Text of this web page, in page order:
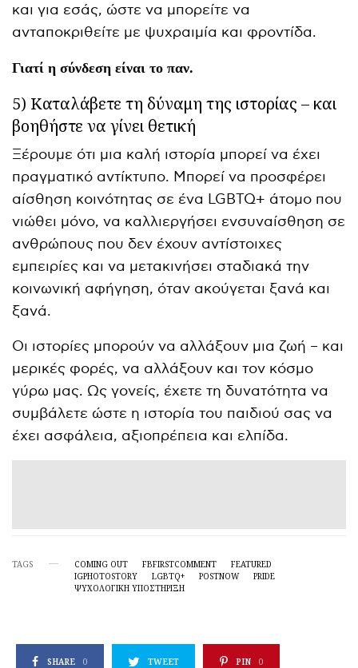
και για εσάς, ώστε να μπορείτε να
ανταποκριθείτε με ψυχραιμία και φροντίδα.
Γιατί η σύνδεση είναι το παν.
5) Καταλάβετε τη δύναμη της ιστορίας – και
βοηθήστε να γίνει θετική
Ξέρουμε ότι μια καλή ιστορία μπορεί να έχει
πραγματικό αντίκτυπο. Μπορεί να προσφέρει
αίσθηση κοινότητας σε ένα LGBTQ+ άτομο που
νιώθει μόνο, να καλλιεργήσει ενσυναίσθηση σε
ανθρώπους που δεν έχουν αντίστοιχες
εμπειρίες και να μετακινήσει σταδιακά την
κοινωνική αφήγηση, όταν ακούγεται ξανά και
ξανά.
Οι ιστορίες μπορούν να αλλάξουν μια ζωή – και
μερικές φορές, να αλλάξουν και τον κόσμο
γύρω μας. Ως γονείς, έχετε τη δυνατότητα να
συμβάλετε ώστε η ιστορία του παιδιού σας να
έχει ασφάλεια, αξιοπρέπεια και ελπίδα.
TAGS COMING OUT FBFIRSTCOMMENT
FEATURED
IGPHOTOSTORY
LGBTQ+ POSTNOW
PRIDE
ΨΥΧΟΛΟΓΙΚΉ ΥΠΟΣΤΉΡΙΞΗ
SHARE 0 TWEET PIN 0